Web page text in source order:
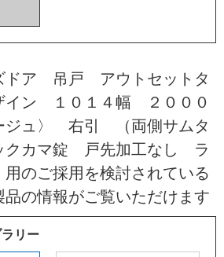
ドア 吊戸 アウトセットタ
ン １０１４幅 ２０００
ジュ〉 右引 （両側サムタ
クカマ錠 戸先加工なし ラ
のご採用を検討されている
の情報がご覧いただけます
リー